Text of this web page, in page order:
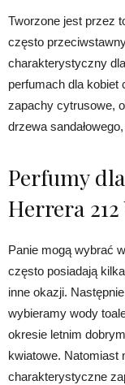
Tworzone jest przez
często
charakterystyczny
perfumach dla
zapachy cytrusowe,
drzewa
Perfumy
Herrera 212
Panie mogą wybrać
często posiadają
inne okazji.
wybieramy wody
okresie letnim
kwiatowe. Natomiast
charakterystyczne